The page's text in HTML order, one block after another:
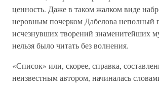
ценность. Даже в таком жалком виде
неровным почерком Дабелова неполный
исчезнувших творений знаменитейших
нельзя было читать без волнения.
«Список» или, скорее, справка,
неизвестным автором, начиналась